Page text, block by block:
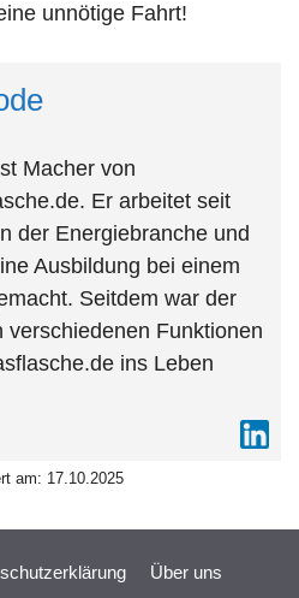
unnötige Fahrt!
Macher von
Er arbeitet seit
der Energiebranche und
Ausbildung bei einem
Seitdem war der
verschiedenen Funktionen
ins Leben
am: 17.10.2025
Über uns